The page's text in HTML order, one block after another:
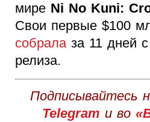
мире Ni No Kuni:
Свои первые $100
собралаза 11 дней
релиза.
Подписывайтесь
Telegram и во